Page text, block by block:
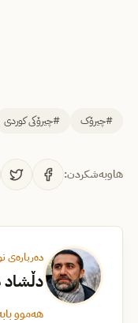
#چیرۆک #چیرۆکی کوردی
هاوبەشکردن:
دەربارەی
دڵشاد
هەموو